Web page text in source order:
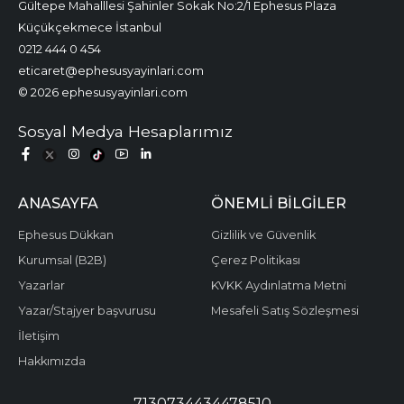
Gültepe Mahalllesi Şahinler Sokak No:2/1 Ephesus Plaza
Küçükçekmece İstanbul
0212 444 0 454
eticaret@ephesusyayinlari.com
© 2026 ephesusyayinlari.com
Sosyal Medya Hesaplarımız
ANASAYFA
Ephesus Dükkan
Kurumsal (B2B)
Yazarlar
Yazar/Stajyer başvurusu
İletişim
Hakkımızda
ÖNEMLI BILGILER
Gizlilik ve Güvenlik
Çerez Politikası
KVKK Aydınlatma Metni
Mesafeli Satış Sözleşmesi